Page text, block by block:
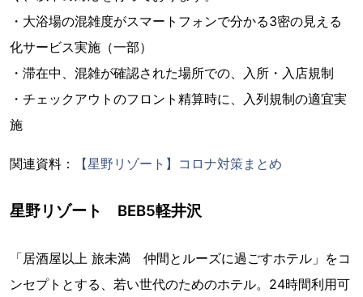
・大浴場の混雑度がスマートフォンで分かる3密の見える
化サービス実施（一部）
・滞在中、混雑が確認された場所での、入所・入店規制
・チェックアウトのフロント精算時に、入列規制の適宜実
施
関連資料： 【星野リゾート】コロナ対策まとめ
星野リゾート BEB5軽井沢
「居酒屋以上 旅未満 仲間とルーズに過ごすホテル」をコ
ンセプトとする、若い世代のためのホテル。24時間利用可